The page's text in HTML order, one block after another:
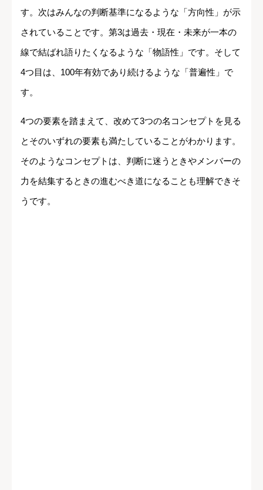
す。次はみんなの判断基準になるような「方向性」が示
されていることです。第3は過去・現在・未来が一本の
線で結ばれ語りたくなるような「物語性」です。そして
4つ目は、100年有効であり続けるような「普遍性」で
す。
4つの要素を踏まえて、改めて3つの名コンセプトを見る
とそのいずれの要素も満たしていることがわかります。
そのようなコンセプトは、判断に迷うときやメンバーの
力を結集するときの進むべき道になることも理解できそ
うです。